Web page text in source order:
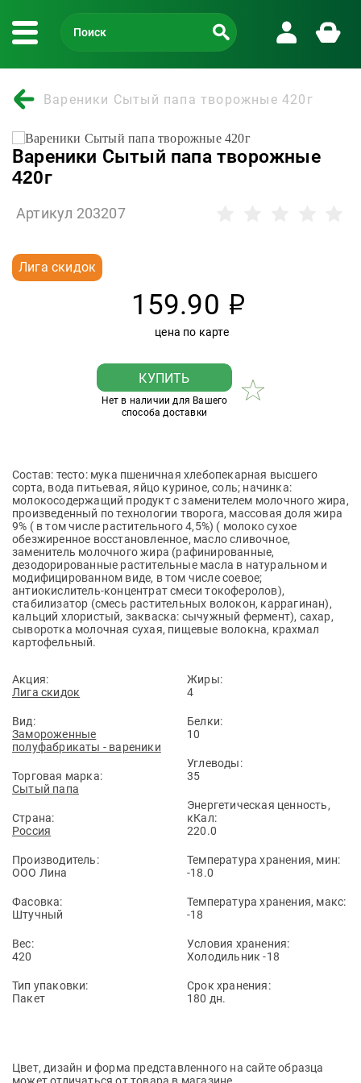
Вареники Сытый папа творожные 420г
Вареники Сытый папа творожные
420г
Артикул 203207
Лига скидок
159.90 р
цена по карте
КУПИТЬ
Нет в наличии для Вашего
способа доставки
Состав: тесто: мука пшеничная хлебопекарная высшего
сорта, вода питьевая, яйцо куриное, соль; начинка:
молокосодержащий продукт с заменителем молочного жира,
произведенный по технологии творога, массовая доля жира
9% ( в том числе растительного 4,5%) ( молоко сухое
обезжиренное восстановленное, масло сливочное,
заменитель молочного жира (рафинированные,
дезодорированные растительные масла в натуральном и
модифицированном виде, в том числе соевое;
антиокислитель-концентрат смеси токоферолов),
стабилизатор (смесь растительных волокон, каррагинан),
кальций хлористый, закваска: сычужный фермент), сахар,
сыворотка молочная сухая, пищевые волокна, крахмал
картофельный.
Акция:
Лига скидок
Вид:
Замороженные
полуфабрикаты - вареники
Торговая марка:
Сытый папа
Страна:
Россия
Производитель:
ООО Лина
Фасовка:
Штучный
Вес:
420
Тип упаковки:
Пакет
Жиры:
4
Белки:
10
Углеводы:
35
Энергетическая ценность,
кКал:
220.0
Температура хранения, мин:
-18.0
Температура хранения, макс:
-18
Условия хранения:
Холодильник -18
Срок хранения:
180 дн.
Цвет, дизайн и форма представленного на сайте образца